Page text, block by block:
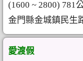
(1600 ~ 2800) 781
金門縣金城鎮民生
愛渡假